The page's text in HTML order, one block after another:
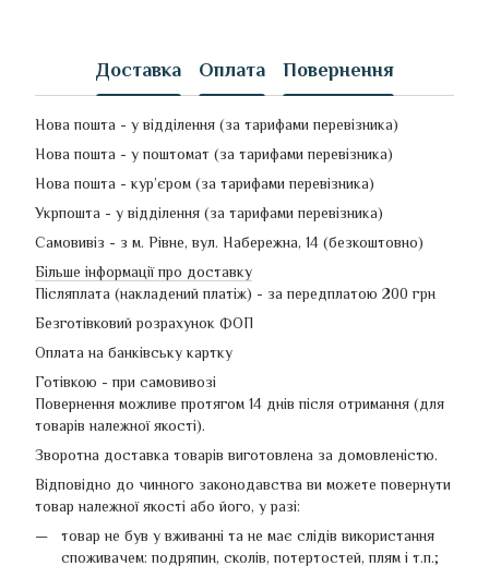
Доставка Оплата Повернення
Нова пошта - у відділення (за тарифами перевізника)
Нова пошта - у поштомат (за тарифами перевізника)
Нова пошта - кур’єром (за тарифами перевізника)
Укрпошта - у відділення (за тарифами перевізника)
Самовивіз - з м. Рівне, вул. Набережна, 14 (безкоштовно)
Більше інформації про доставку
Післяплата (накладений платіж) - за передплатою 200 грн
Безготівковий розрахунок ФОП
Оплата на банківську картку
Готівкою - при самовивозі
Повернення можливе протягом 14 днів після отримання (для
товарів належної якості).
Зворотна доставка товарів виготовлена ​​за домовленістю.
Відповідно до чинного законодавства ви можете повернути
товар належної якості або його, у разі:
товар не був у вживанні та не має слідів використання
споживачем: подряпин, сколів, потертостей, плям і т.п.;